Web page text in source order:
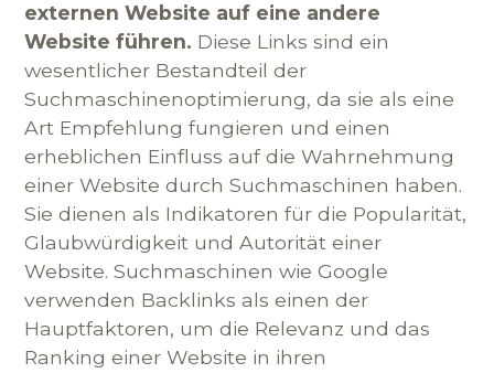
externen Website auf eine andere
Website führen. Diese Links sind ein
wesentlicher Bestandteil der
Suchmaschinenoptimierung, da sie als eine
Art Empfehlung fungieren und einen
erheblichen Einfluss auf die Wahrnehmung
einer Website durch Suchmaschinen haben.
Sie dienen als Indikatoren für die Popularität,
Glaubwürdigkeit und Autorität einer
Website. Suchmaschinen wie Google
verwenden Backlinks als einen der
Hauptfaktoren, um die Relevanz und das
Ranking einer Website in ihren